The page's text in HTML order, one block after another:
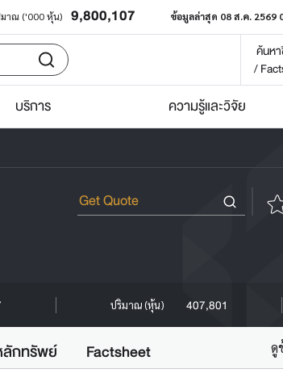
าณ ('000 หุ้น) 9,800,107 ข้อมูลล่าสุด 08 ส.ค. 2569
ค้นห
/
บริการ ความรู้และวิจัย
ปริมาณ (หุ้น) 407,801
กทรัพย์ Factsheet ดู